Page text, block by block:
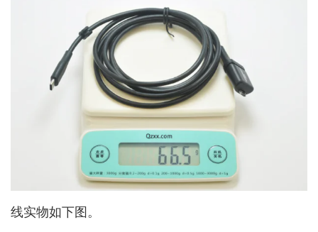
线实物如下图。